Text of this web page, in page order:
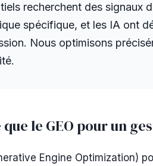
recherchent des signaux
spécifique, et les IA ont
Nous optimisons
que le GEO pour un
Engine Optimization)